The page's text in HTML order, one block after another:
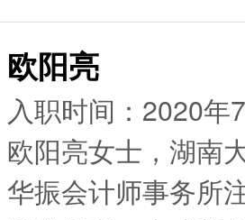
欧阳亮
入职时间：2020年
欧阳亮女士，湖南
华振会计师事务所